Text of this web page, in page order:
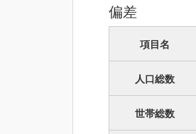
偏差
項目名
人口総数
世帯総数